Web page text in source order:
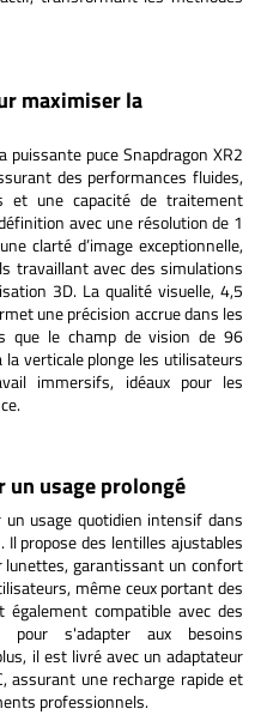
maximiser la
puissante puce Snapdragon XR2
des performances fluides,
et une capacité de traitement
avec une résolution de 1
clarté d’image exceptionnelle,
travaillant avec des simulations
3D. La qualité visuelle, 4,5
une précision accrue dans les
que le champ de vision de 96
verticale plonge les utilisateurs
immersifs, idéaux pour les
usage prolongé
usage quotidien intensif dans
propose des lentilles ajustables
lunettes, garantissant un confort
même ceux portant des
compatible avec des
pour s'adapter aux besoins
il est livré avec un adaptateur
assurant une recharge rapide et
professionnels.